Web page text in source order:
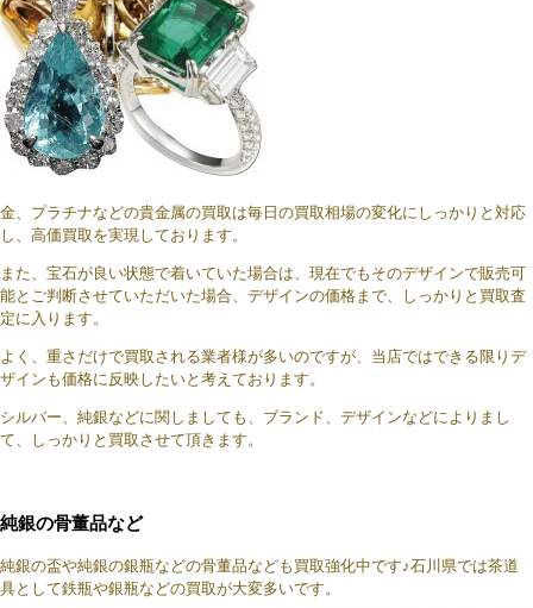
金、プラチナなどの貴金属の買取は毎日の買取相場の変化にしっかりと対応
し、高価買取を実現しております。
また、宝石が良い状態で着いていた場合は、現在でもそのデザインで販売可
能とご判断させていただいた場合、デザインの価格まで、しっかりと買取査
定に入ります。
よく、重さだけで買取される業者様が多いのですが、当店ではできる限りデ
ザインも価格に反映したいと考えております。
シルバー、純銀などに関しましても、ブランド、デザインなどによりまし
て、しっかりと買取させて頂きます。
純銀の骨董品など
純銀の盃や純銀の銀瓶などの骨董品なども買取強化中です♪石川県では茶道
具として鉄瓶や銀瓶などの買取が大変多いです。